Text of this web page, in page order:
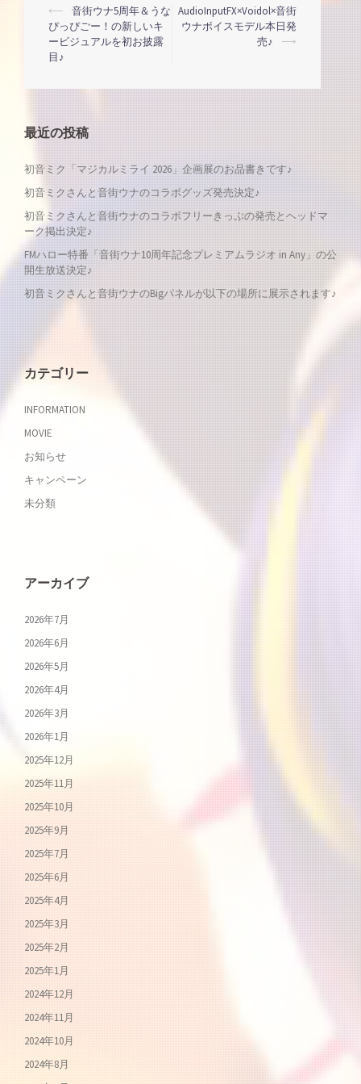
投
稿
ナ
ビ
ゲ
ー
シ
ョ
ン
⟵
音街ウナ5周年＆うな
ぴっぴごー！の新しいキ
ービジュアルを初お披露
目♪
AudioInputFX×Voidol×音街
ウナボイスモデル本日発
売♪
⟶
最近の投稿
初音ミク「マジカルミライ 2026」企画展のお品書きです♪
初音ミクさんと音街ウナのコラボグッズ発売決定♪
初音ミクさんと音街ウナのコラボフリーきっぷの発売とヘッドマ
ーク掲出決定♪
FMハロー特番「音街ウナ10周年記念プレミアムラジオ in Any」の公
開生放送決定♪
初音ミクさんと音街ウナのBigパネルが以下の場所に展示されます♪
カテゴリー
INFORMATION
MOVIE
お知らせ
キャンペーン
未分類
アーカイブ
2026年7月
2026年6月
2026年5月
2026年4月
2026年3月
2026年1月
2025年12月
2025年11月
2025年10月
2025年9月
2025年7月
2025年6月
2025年4月
2025年3月
2025年2月
2025年1月
2024年12月
2024年11月
2024年10月
2024年8月